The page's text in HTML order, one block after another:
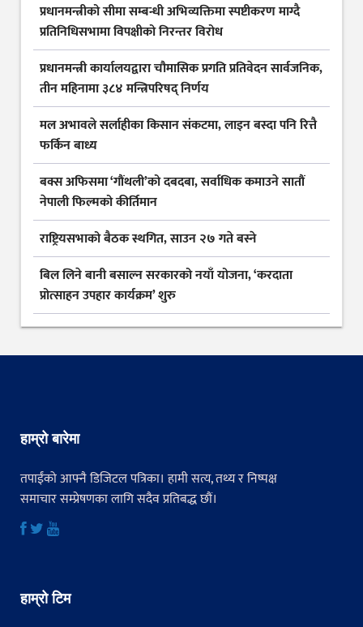
प्रधानमन्त्रीको सीमा सम्बन्धी अभिव्यक्तिमा स्पष्टीकरण माग्दै
प्रतिनिधिसभामा विपक्षीको निरन्तर विरोध
प्रधानमन्त्री कार्यालयद्वारा चौमासिक प्रगति प्रतिवेदन सार्वजनिक,
तीन महिनामा ३८४ मन्त्रिपरिषद् निर्णय
मल अभावले सर्लाहीका किसान संकटमा, लाइन बस्दा पनि रित्तै
फर्किन बाध्य
बक्स अफिसमा ‘गौंथली’को दबदबा, सर्वाधिक कमाउने सातौं
नेपाली फिल्मको कीर्तिमान
राष्ट्रियसभाको बैठक स्थगित, साउन २७ गते बस्ने
बिल लिने बानी बसाल्न सरकारको नयाँ योजना, ‘करदाता
प्रोत्साहन उपहार कार्यक्रम’ शुरु
हाम्रो बारेमा
तपाईंको आफ्नै डिजिटल पत्रिका। हामी सत्य, तथ्य र निष्पक्ष
समाचार सम्प्रेषणका लागि सदैव प्रतिबद्ध छौं।
हाम्रो टिम